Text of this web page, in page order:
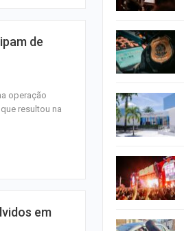
de
operação
resultou na
em
orienta condutores
aferição de radares
homens são presos
furto de 17kg de fios
em Capela